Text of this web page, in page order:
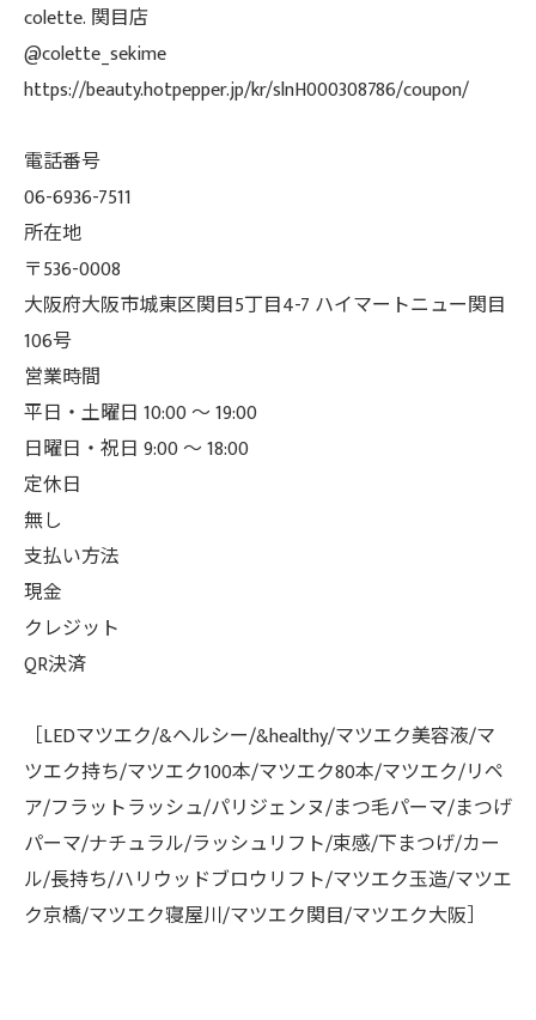
colette. 関目店
@colette_sekime
https://beauty.hotpepper.jp/kr/slnH000308786/coupon/
電話番号
06-6936-7511
所在地
〒536-0008
大阪府大阪市城東区関目5丁目4-7 ハイマートニュー関目
106号
営業時間
平日・土曜日 10:00 ～ 19:00
日曜日・祝日 9:00 ～ 18:00
定休日
無し
支払い方法
現金
クレジット
QR決済
［LEDマツエク/&ヘルシー/&healthy/マツエク美容液/マ
ツエク持ち/マツエク100本/マツエク80本/マツエク/リペ
ア/フラットラッシュ/パリジェンヌ/まつ毛パーマ/まつげ
パーマ/ナチュラル/ラッシュリフト/束感/下まつげ/カー
ル/長持ち/ハリウッドブロウリフト/マツエク玉造/マツエ
ク京橋/マツエク寝屋川/マツエク関目/マツエク大阪］